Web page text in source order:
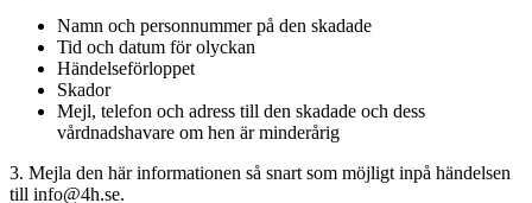
Namn och personnummer på den skadade
Tid och datum för olyckan
Händelseförloppet
Skador
Mejl, telefon och adress till den skadade och dess
vårdnadshavare om hen är minderårig
3. Mejla den här informationen så snart som möjligt inpå händelsen
till info@4h.se.